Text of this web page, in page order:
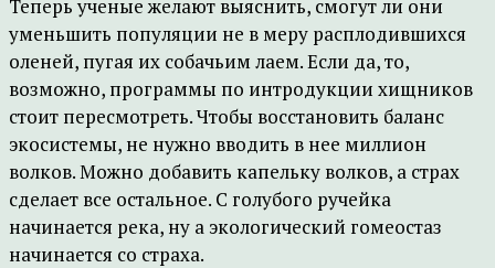
Теперь ученые желают выяснить, смогут ли они
уменьшить популяции не в меру расплодившихся
оленей, пугая их собачьим лаем. Если да, то,
возможно, программы по интродукции хищников
стоит пересмотреть. Чтобы восстановить баланс
экосистемы, не нужно вводить в нее миллион
волков. Можно добавить капельку волков, а страх
сделает все остальное. С голубого ручейка
начинается река, ну а экологический гомеостаз
начинается со страха.